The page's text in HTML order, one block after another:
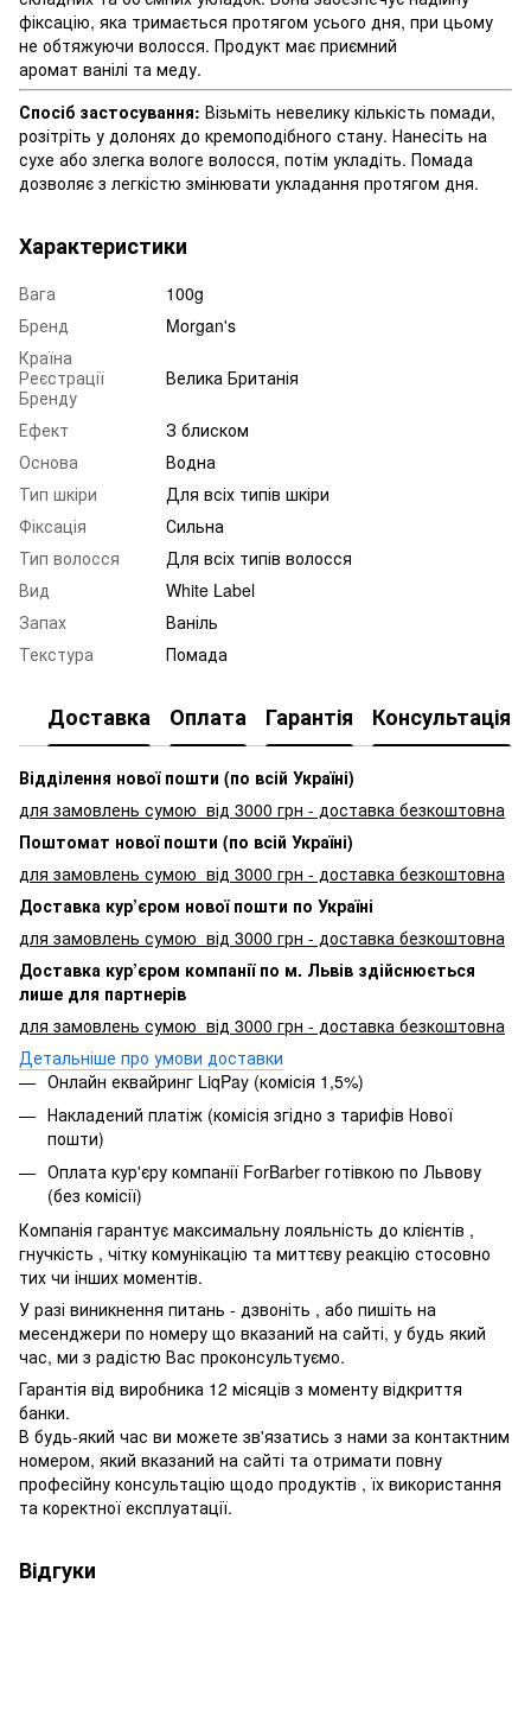
фіксацію, яка тримається протягом усього дня, при цьому
не обтяжуючи волосся. Продукт має приємний
аромат ванілі та меду.
Спосіб застосування: Візьміть невелику кількість помади,
розітріть у долонях до кремоподібного стану. Нанесіть на
сухе або злегка вологе волосся, потім укладіть. Помада
дозволяє з легкістю змінювати укладання протягом дня.
Характеристики
Вага
100g
Бренд
Morgan's
Країна
Реєстрації
Бренду
Велика Британія
Ефект
З блиском
Основа
Водна
Тип шкіри
Для всіх типів шкіри
Фіксація
Сильна
Тип волосся
Для всіх типів волосся
Вид
White Label
Запах
Ваніль
Текстура
Помада
Доставка Оплата Гарантія Консультація
Відділення нової пошти (по всій Україні)
для замовлень сумою від 3000 грн - доставка безкоштовна
Поштомат нової пошти (по всій Україні)
для замовлень сумою від 3000 грн - доставка безкоштовна
Доставка кур’єром нової пошти по Україні
для замовлень сумою від 3000 грн - доставка безкоштовна
Доставка кур’єром компанії по м. Львів здійснюється
лише для партнерів
для замовлень сумою від 3000 грн - доставка безкоштовна
Детальніше про умови доставки
Онлайн еквайринг LiqPay (комісія 1,5%)
Накладений платіж (комісія згідно з тарифів Нової
пошти)
Оплата кур'єру компанії ForBarber готівкою по Львову
(без комісії)
Компанія гарантує максимальну лояльність до клієнтів ,
гнучкість , чітку комунікацію та миттєву реакцію стосовно
тих чи інших моментів.
У разі виникнення питань - дзвоніть , або пишіть на
месенджери по номеру що вказаний на сайті, у будь який
час, ми з радістю Вас проконсультуємо.
Гарантія від виробника 12 місяців з моменту відкриття
банки.
В будь-який час ви можете зв'язатись з нами за контактним
номером, який вказаний на сайті та отримати повну
професійну консультацію щодо продуктів , їх використання
та коректної експлуатації.
Відгуки